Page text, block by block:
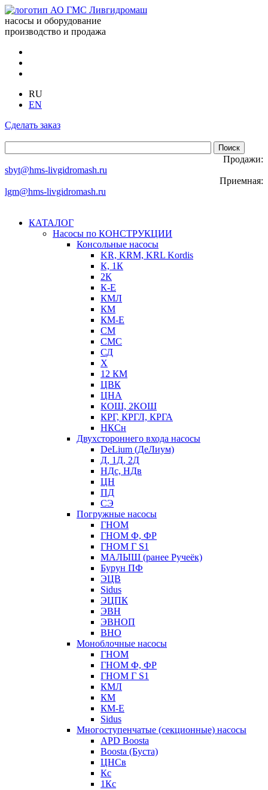
насосы и оборудование
производство и продажа
RU
EN
Сделать заказ
Продажи:
sbyt@hms-livgidromash.ru
Приемная:
lgm@hms-livgidromash.ru
КАТАЛОГ
Насосы по КОНСТРУКЦИИ
Консольные насосы
KR, KRM, KRL Kordis
К, 1К
2К
К-Е
КМЛ
КМ
КМ-Е
СМ
СМС
СД
Х
12 КМ
ЦВК
ЦНА
КОШ, 2КОШ
КРГ, КРГЛ, КРГА
НКСн
Двухстороннего входа насосы
DeLium (ДеЛиум)
Д, 1Д, 2Д
НДс, НДв
ЦН
ПД
СЭ
Погружные насосы
ГНОМ
ГНОМ Ф, ФР
ГНОМ Г S1
МАЛЫШ (ранее Ручеёк)
Бурун ПФ
ЭЦВ
Sidus
ЭЦПК
ЭВН
ЭВНОП
ВНО
Моноблочные насосы
ГНОМ
ГНОМ Ф, ФР
ГНОМ Г S1
КМЛ
КМ
КМ-Е
Sidus
Многоступенчатые (секционные) насосы
APD Boosta
Boosta (Буста)
ЦНСв
Кс
1Кс